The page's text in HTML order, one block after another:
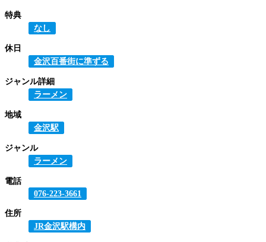
特典
なし
休日
金沢百番街に準ずる
ジャンル詳細
ラーメン
地域
金沢駅
ジャンル
ラーメン
電話
076-223-3661
住所
JR金沢駅構内